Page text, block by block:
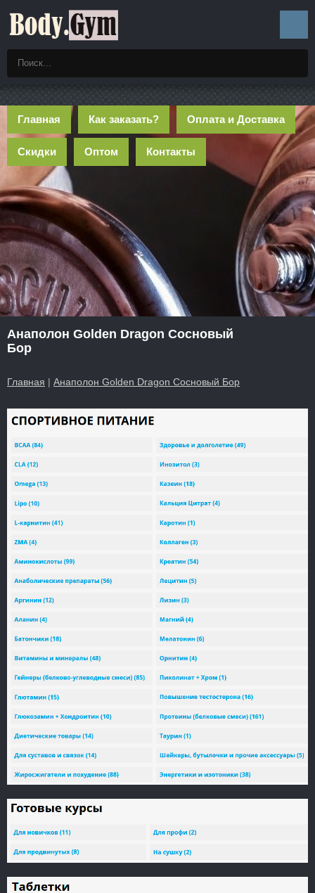
Главная Как заказать? Оплата и Доставка
Скидки Оптом Контакты
Анаполон Golden Dragon Сосновый
Бор
Главная | Анаполон Golden Dragon Сосновый Бор